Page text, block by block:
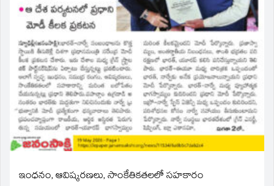
ఇంధనం, ఆవిష్కరణలు, సాంకేతికతలలో సహకారం